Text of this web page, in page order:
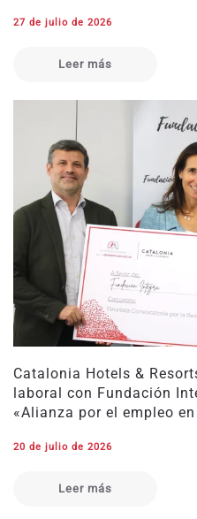
27 de julio de 2026
Leer más
Catalonia Hotels &
laboral con Fundación
«Alianza por el empleo
20 de julio de 2026
Leer más